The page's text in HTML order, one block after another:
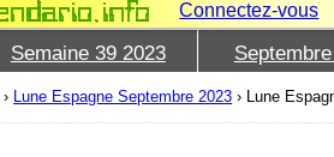
Connectez-vous
Semaine 39 2023
› Lune Espagne Septembre 2023 › Lune